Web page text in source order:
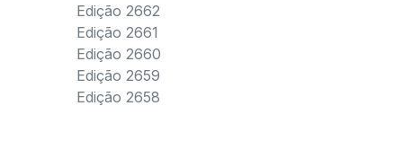
Edição 2662
Edição 2661
Edição 2660
Edição 2659
Edição 2658